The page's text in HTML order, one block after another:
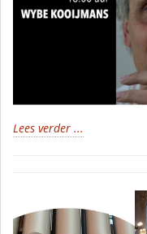
Lees verder ...